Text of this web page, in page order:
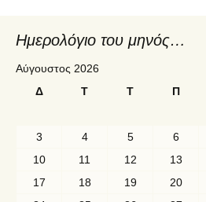
Ημερολόγιο του μηνός…
Αύγουστος 2026
Δ
Τ Τ Π
3
4 5 6
10
11 12 13
17
18 19 20